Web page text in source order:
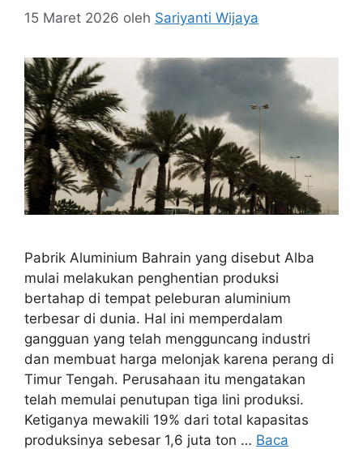
15 Maret 2026 oleh Sariyanti Wijaya
Pabrik Aluminium Bahrain yang disebut Alba
mulai melakukan penghentian produksi
bertahap di tempat peleburan aluminium
terbesar di dunia. Hal ini memperdalam
gangguan yang telah mengguncang industri
dan membuat harga melonjak karena perang di
Timur Tengah. Perusahaan itu mengatakan
telah memulai penutupan tiga lini produksi.
Ketiganya mewakili 19% dari total kapasitas
produksinya sebesar 1,6 juta ton … Baca